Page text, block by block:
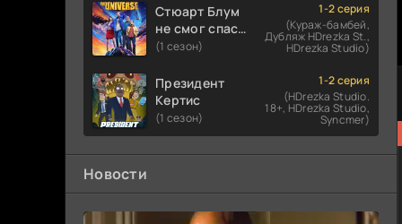
Стюарт Блум
не смог спасти
вселенную
(1 сезон)
1-2 серия
(Кураж-бамбей,
Дубляж HDrezka St.,
HDrezka Studio)
Президент
Кертис
(1 сезон)
1-2 серия
(HDrezka Studio.
18+, HDrezka Studio,
Syncmer)
Новости